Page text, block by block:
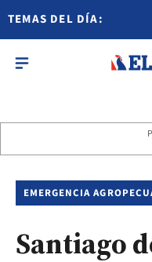
TEMAS DEL DÍA:
EMERGENCIA
Santiago